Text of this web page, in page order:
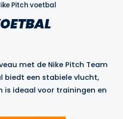
Pitch voetbal
met de Nike Pitch Team
biedt een stabiele vlucht,
is ideaal voor trainingen en